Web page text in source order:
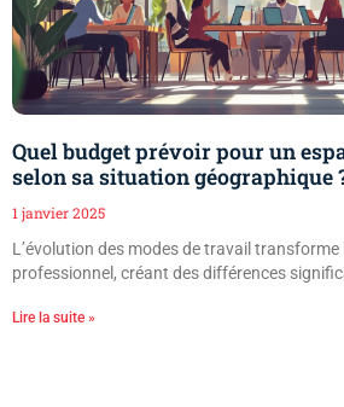
Quel budget prévoir pour un
selon sa situation géographique
1 janvier 2025
L’évolution des modes de travail
professionnel, créant des différences
Lire la suite »